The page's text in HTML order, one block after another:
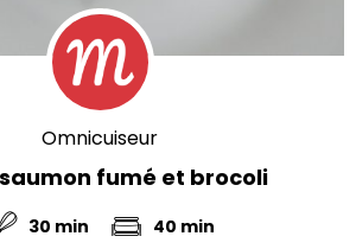
Omnicuiseur
fumé et brocoli
30 min 40 min